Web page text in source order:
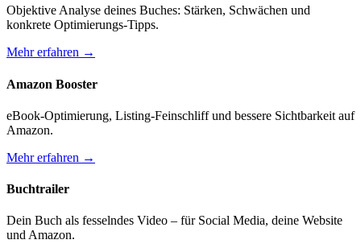
Objektive Analyse deines Buches: Stärken, Schwächen und
konkrete Optimierungs-Tipps.
Mehr erfahren →
Amazon Booster
eBook-Optimierung, Listing-Feinschliff und bessere Sichtbarkeit auf
Amazon.
Mehr erfahren →
Buchtrailer
Dein Buch als fesselndes Video – für Social Media, deine Website
und Amazon.